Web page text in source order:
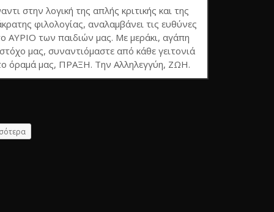
στην λογική της απλής κριτικής και της
φιλολογίας, αναλαμβάνει τις ευθύνες
ΑΥΡΙΟ των παιδιών μας. Με μεράκι, αγάπη
μας, συναντιόμαστε από κάθε γειτονιά
όραμά μας, ΠΡΑΞΗ. Την Αλληλεγγύη, ΖΩΗ.